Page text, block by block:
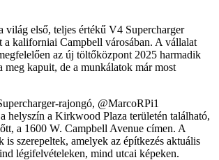
világ első, teljes értékű V4 Supercharger
a kaliforniai Campbell városában. A vállalat
az új töltőközpont 2025 harmadik
meg kapuit, de a munkálatok már most
rajongó, @MarcoRPi1
helyszín a Kirkwood Plaza területén található,
a 1600 W. Campbell Avenue címen. A
is szerepeltek, amelyek az építkezés aktuális
légifelvételeken, mind utcai képeken.